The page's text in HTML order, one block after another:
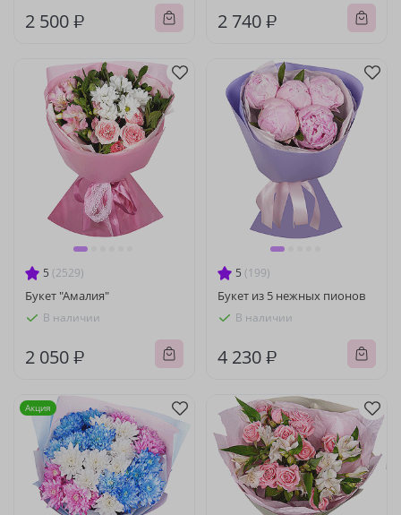
2 500 ₽ 2 740 ₽
5 (2529)
Букет "Амалия"
В наличии
2 050 ₽
5 (199)
Букет из 5 нежных пионов
В наличии
4 230 ₽
Акция